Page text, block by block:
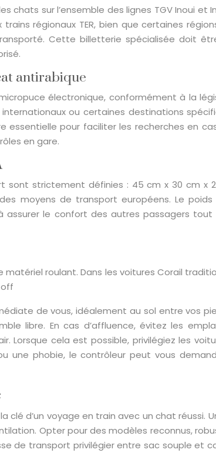
chats sur l’ensemble des lignes TGV Inoui
régionaux TER, bien que certaines
Cette billetterie spécialisée doit
antirabique
électronique, conformément à la
ou certaines destinations
essentielle pour faciliter les recherches en
en gare.
sont strictement définies : 45 cm x 30 cm x
moyens de transport européens. Le
assurer le confort des autres passagers
roulant. Dans les voitures Corail
de vous, idéalement au sol entre vos
libre. En cas d’affluence, évitez les
Lorsque cela est possible, privilégiez les
une phobie, le contrôleur peut vous
d’un voyage en train avec un chat réussi.
Opter pour des modèles reconnus,
de transport privilégier entre sac souple et